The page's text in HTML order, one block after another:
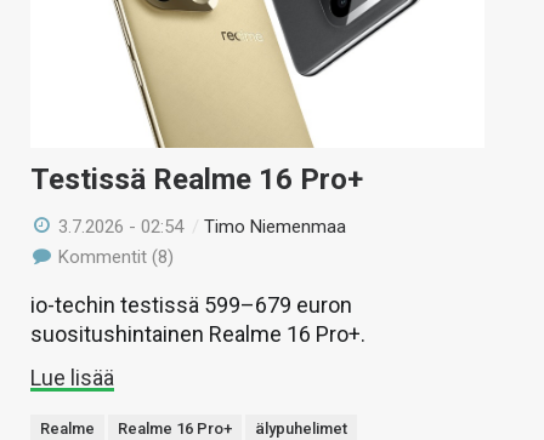
Testissä Realme 16 Pro+
3.7.2026 - 02:54 /Timo Niemenmaa
Kommentit (8)
io-techin testissä 599–679 euron
suositushintainen Realme 16 Pro+.
Lue lisää
Realme Realme 16 Pro+ älypuhelimet